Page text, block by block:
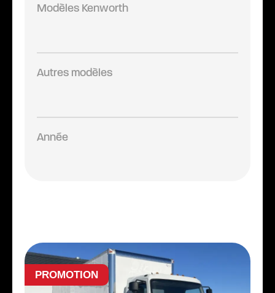
Modèles Kenworth
Autres modèles
Année
PROMOTION